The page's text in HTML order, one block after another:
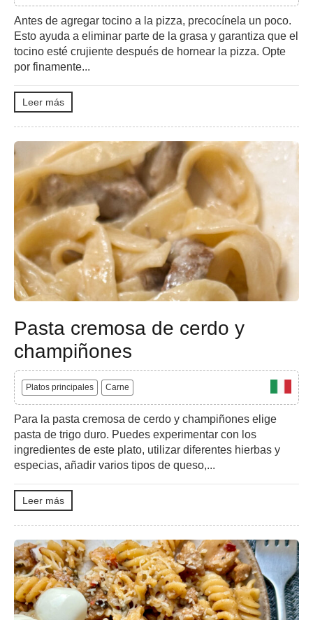
Antes de agregar tocino a la pizza, precocínela un poco.
Esto ayuda a eliminar parte de la grasa y garantiza que el
tocino esté crujiente después de hornear la pizza. Opte
por finamente...
Leer más
Pasta cremosa de cerdo y
champiñones
Platos principales Carne
Para la pasta cremosa de cerdo y champiñones elige
pasta de trigo duro. Puedes experimentar con los
ingredientes de este plato, utilizar diferentes hierbas y
especias, añadir varios tipos de queso,...
Leer más